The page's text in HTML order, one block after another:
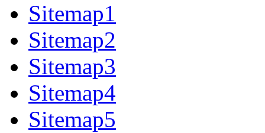
Sitemap1
Sitemap2
Sitemap3
Sitemap4
Sitemap5